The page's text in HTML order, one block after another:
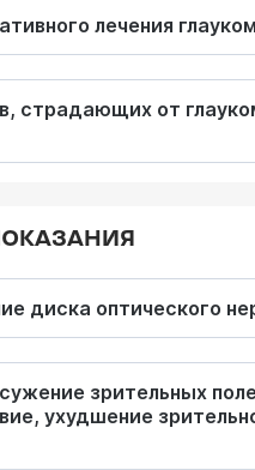
лечения
страдающих от
диска оптического
зрительных
ухудшение